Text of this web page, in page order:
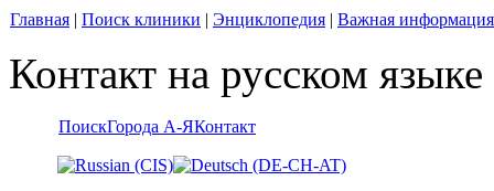
Главная | Поиск клиники | Энциклопедия | Важная информация
Контакт на русском
ПоискГорода А-ЯКонтакт